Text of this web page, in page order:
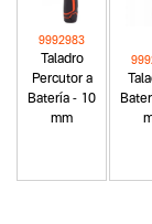
Taladro
Percutor a
Batería - 10
mm
9992983